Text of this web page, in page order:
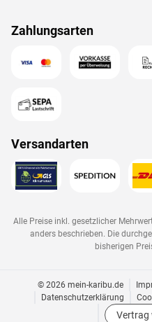
Zahlungsarten
Versandarten
Alle Preise inkl. gesetzlicher
anders beschrieben. Die
bisherigen
© 2026 mein-karibu.de
Datenschutzerklärung
Vertrag